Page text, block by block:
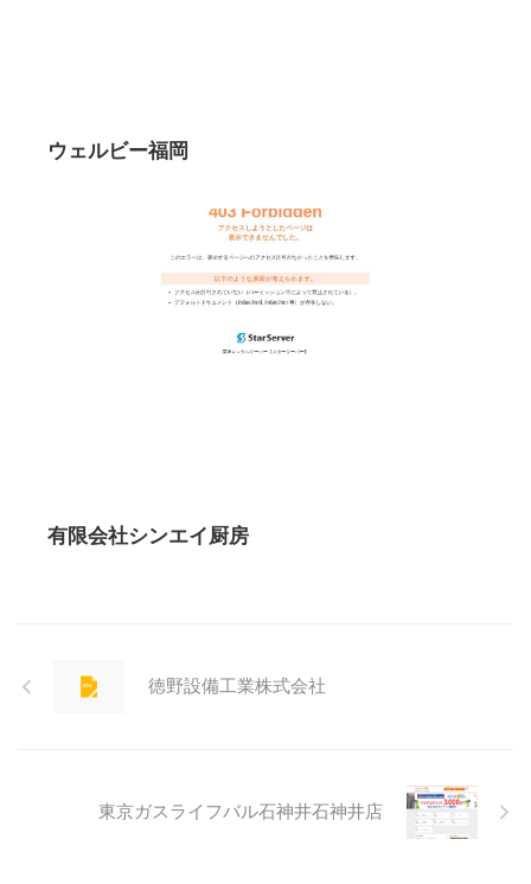
ウェルビー福岡
有限会社シンエイ厨房
徳野設備工業株式会社
東京ガスライフバル石神井石神井店